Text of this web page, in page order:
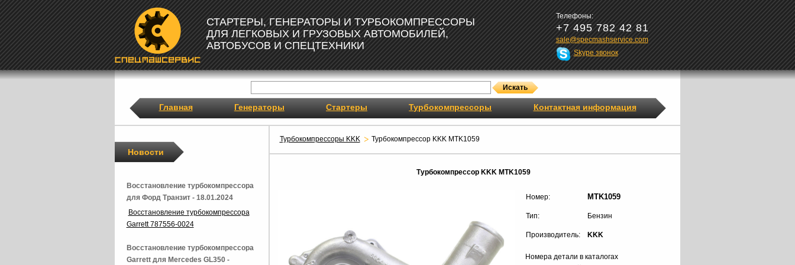
СТАРТЕРЫ, ГЕНЕРАТОРЫ И ТУРБОКОМПРЕССОРЫ
ДЛЯ ЛЕГКОВЫХ И ГРУЗОВЫХ АВТОМОБИЛЕЙ,
АВТОБУСОВ И СПЕЦТЕХНИКИ
Телефоны:
+7 495 782 42 81
sale@specmashservice.com
Skype звонок
Главная Генераторы Стартеры Турбокомпрессоры Контактная информация
Турбокомпрессоры KKK Турбокомпрессор KKK MTK1059
Турбокомпрессор KKK MTK1059
Номер: MTK1059
Тип: Бензин
Производитель: KKK
Номера детали в каталогах
Новости
Восстановление турбокомпрессора
для Форд Транзит - 18.01.2024
Восстановление турбокомпрессора
Garrett 787556-0024
Восстановление турбокомпрессора
Garrett для Mercedes GL350 -